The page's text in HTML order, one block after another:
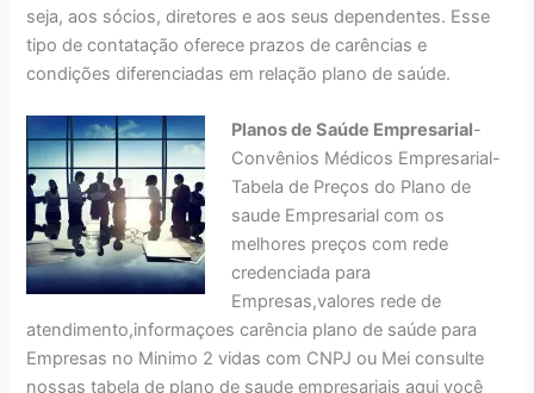
seja, aos sócios, diretores e aos seus dependentes. Esse
tipo de contatação oferece prazos de carências e
condições diferenciadas em relação plano de saúde.
Planos de Saúde Empresarial-
Convênios Médicos Empresarial-
Tabela de Preços do Plano de
saude Empresarial com os
melhores preços com rede
credenciada para
Empresas,valores rede de
atendimento,informaçoes carência plano de saúde para
Empresas no Minimo 2 vidas com CNPJ ou Mei consulte
nossas tabela de plano de saude empresariais aqui você